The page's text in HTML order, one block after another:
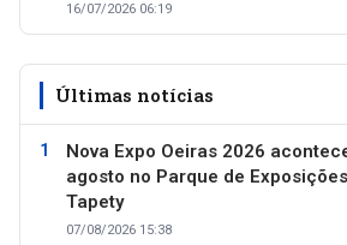
16/07/2026 06:19
Últimas notícias
Nova Expo Oeiras 2026
agosto no Parque de
Tapety
07/08/2026 15:38